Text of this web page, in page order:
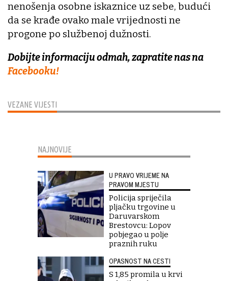
VEZANE VIJESTI
nenošenja osobne iskaznice uz sebe, budući
da se krađe ovako male vrijednosti ne
progone po službenoj dužnosti.
Dobijte informaciju odmah, zapratite nas na
Facebooku!
NAJNOVIJE
U PRAVO VRIJEME NA
PRAVOM MJESTU
Policija spriječila
pljačku trgovine u
Daruvarskom
Brestovcu: Lopov
pobjegao u polje
praznih ruku
OPASNOST NA CESTI
S 1,85 promila u krvi